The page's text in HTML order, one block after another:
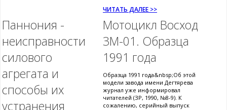
ЧИТАТЬ ДАЛЕЕ >>
Паннония -
неисправности
силового
агрегата и
способы их
устранения
Мотоцикл Восход
3М-01. Образца
1991 года
Образца 1991 года&nbsp;Об этой
модели завода имени Дегтярева
журнал уже информировал
читателей (ЗР, 1990, №8-9). К
сожалению, серийный выпуск